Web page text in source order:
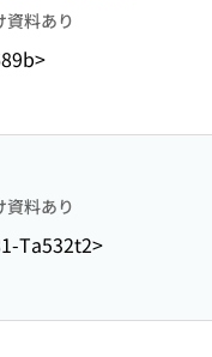
資料あり
資料あり
Ta532t2>